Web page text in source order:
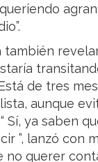
también
de tres
aunque
Sí, ya saben
”, lanzó con
no querer